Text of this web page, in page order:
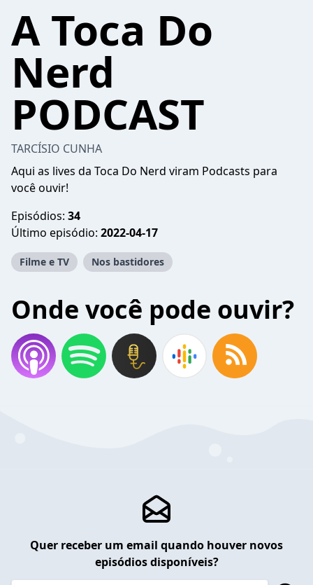
A Toca Do
Nerd
PODCAST
TARCÍSIO CUNHA
Aqui as lives da Toca Do Nerd viram Podcasts para
você ouvir!
Episódios: 34
Último episódio: 2022-04-17
Filme e TV Nos bastidores
Onde você pode ouvir?
Quer receber um email quando houver novos
episódios disponíveis?